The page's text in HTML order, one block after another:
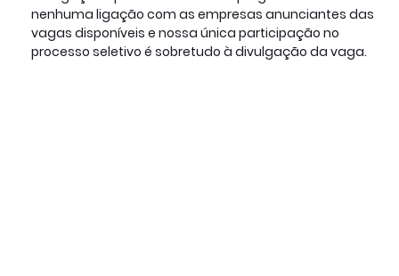
nenhuma ligação com as empresas anunciantes das
vagas disponíveis e nossa única participação no
processo seletivo é sobretudo à divulgação da vaga.